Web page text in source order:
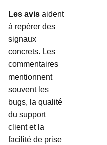
Les avis aident
à repérer des
signaux
concrets. Les
commentaires
mentionnent
souvent les
bugs, la qualité
du support
client et la
facilité de prise